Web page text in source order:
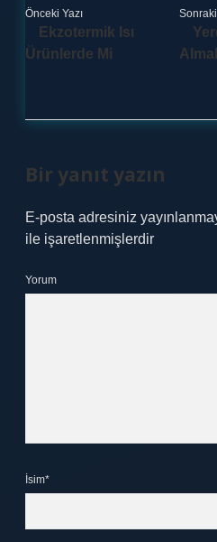
Önceki Yazı
Ekzotermik Isı
Ürünlerde Mi
Sonraki
Bir yanıt yazın
E-posta adresiniz
ile işaretlenmişlerdir
Yorum
İsim*